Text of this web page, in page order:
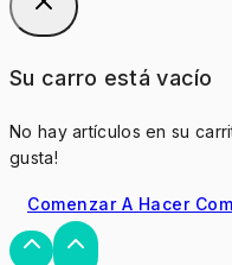
Su carro está vacío
No hay artículos en su
gusta!
Comenzar A Hacer